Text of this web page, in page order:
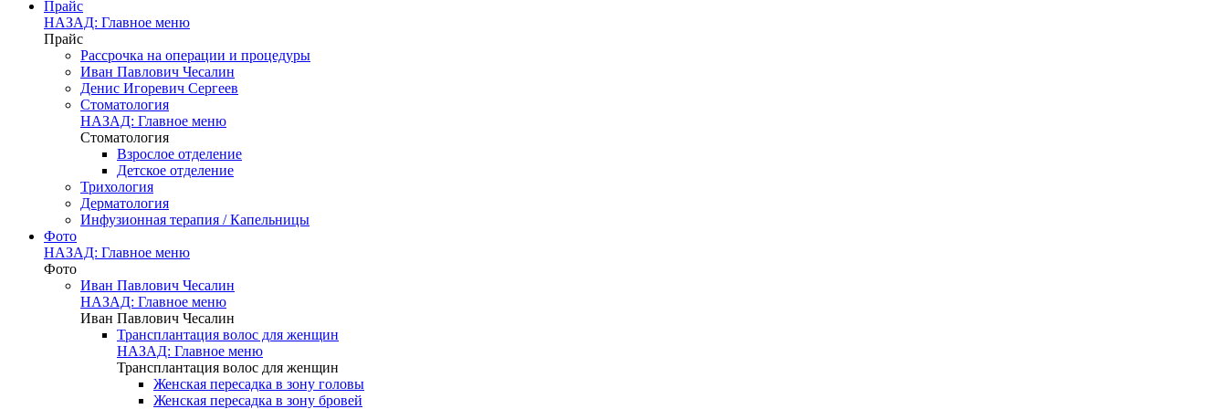
Прайс
НАЗАД: Главное меню
Прайс
Рассрочка на операции и процедуры
Иван Павлович Чесалин
Денис Игоревич Сергеев
Стоматология
НАЗАД: Главное меню
Стоматология
Взрослое отделение
Детское отделение
Трихология
Дерматология
Инфузионная терапия / Капельницы
Фото
НАЗАД: Главное меню
Фото
Иван Павлович Чесалин
НАЗАД: Главное меню
Иван Павлович Чесалин
Трансплантация волос для женщин
НАЗАД: Главное меню
Трансплантация волос для женщин
Женская пересадка в зону головы
Женская пересадка в зону бровей